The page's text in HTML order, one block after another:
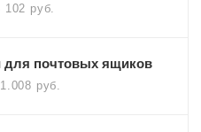
102 руб.
для почтовых ящиков
руб.